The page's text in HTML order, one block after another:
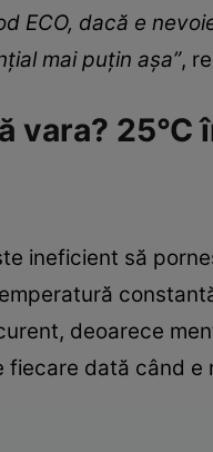
ECO, dacă e
mai puțin așa”,
vara?
ineficient să
deoarece
fiecare dată când e